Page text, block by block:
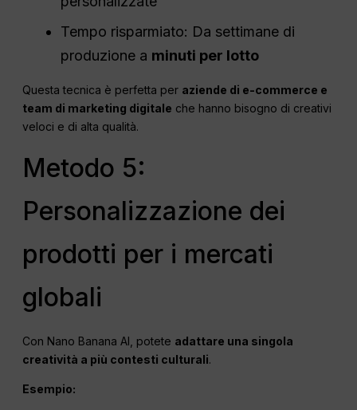
Tempo risparmiato: Da settimane di
produzione a minuti per lotto
Questa tecnica è perfetta per aziende di e-commerce e
team di marketing digitale che hanno bisogno di creativi
veloci e di alta qualità.
Metodo 5:
Personalizzazione dei
prodotti per i mercati
globali
Con Nano Banana AI, potete adattare una singola
creatività a più contesti culturali.
Esempio: